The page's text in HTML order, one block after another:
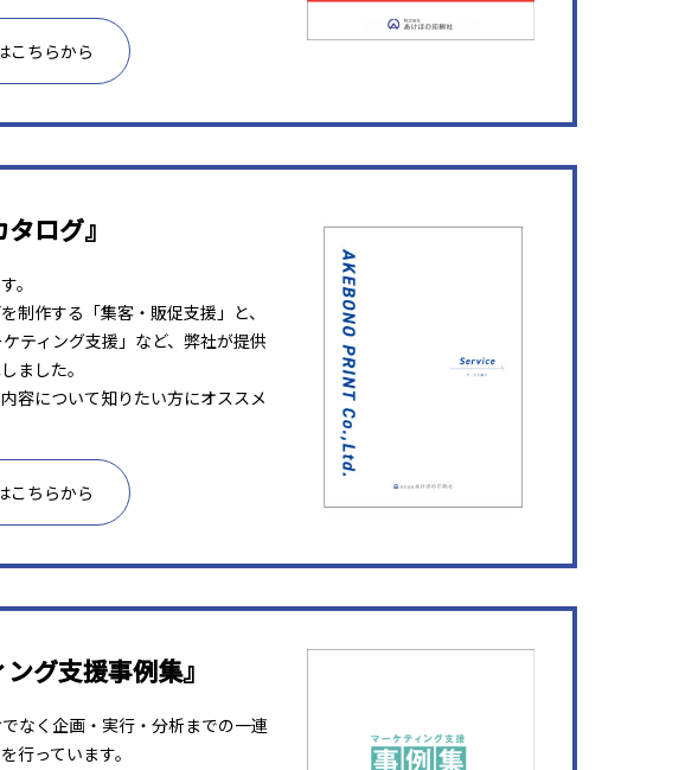
こちらから
ログ』
。
制作する「集客・販促支援」と、
ティング支援」など、弊社が提供
ました。
容について知りたい方にオススメ
こちらから
グ支援事例集』
なく企画・実行・分析までの一連
行っています。